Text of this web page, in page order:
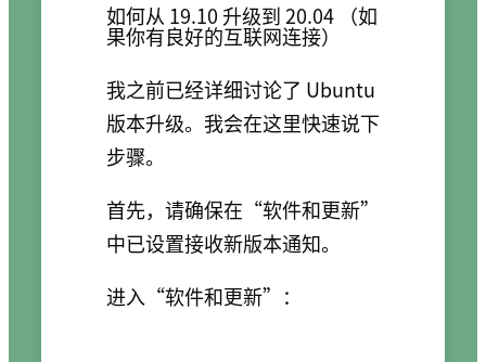
如何从 19.10 升级到 20.04 （如
果你有良好的互联网连接）
我之前已经详细讨论了 Ubuntu
版本升级。我会在这里快速说下
步骤。
首先，请确保在“软件和更新”
中已设置接收新版本通知。
进入“软件和更新”：